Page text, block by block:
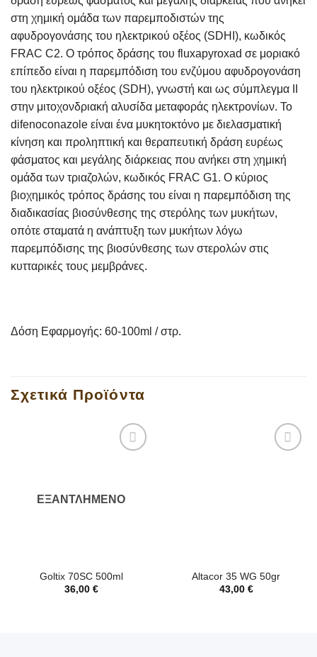
στη χημική ομάδα των παρεμποδιστών της
αφυδρογονάσης του ηλεκτρικού οξέος (SDHI), κωδικός
FRAC C2. Ο τρόπος δράσης του fluxapyroxad σε μοριακό
επίπεδο είναι η παρεμπόδιση του ενζύμου αφυδρογονάση
του ηλεκτρικού οξέος (SDH), γνωστή και ως σύμπλεγμα II
στην μιτοχονδριακή αλυσίδα μεταφοράς ηλεκτρονίων. Το
difenoconazole είναι ένα μυκητοκτόνο με διελασματική
κίνηση και προληπτική και θεραπευτική δράση ευρέως
φάσματος και μεγάλης διάρκειας που ανήκει στη χημική
ομάδα των τριαζολών, κωδικός FRAC G1. Ο κύριος
βιοχημικός τρόπος δράσης του είναι η παρεμπόδιση της
διαδικασίας βιοσύνθεσης της στερόλης των μυκήτων,
οπότε σταματά η ανάπτυξη των μυκήτων λόγω
παρεμπόδισης της βιοσύνθεσης των στερολών στις
κυτταρικές τους μεμβράνες.
Δόση Εφαρμογής: 60-100ml / στρ.
Σχετικά Προϊόντα
ΕΞΑΝΤΛΗΜΈΝΟ
Goltix 70SC 500ml
36,00 €
Altacor 35 WG 50gr
43,00 €